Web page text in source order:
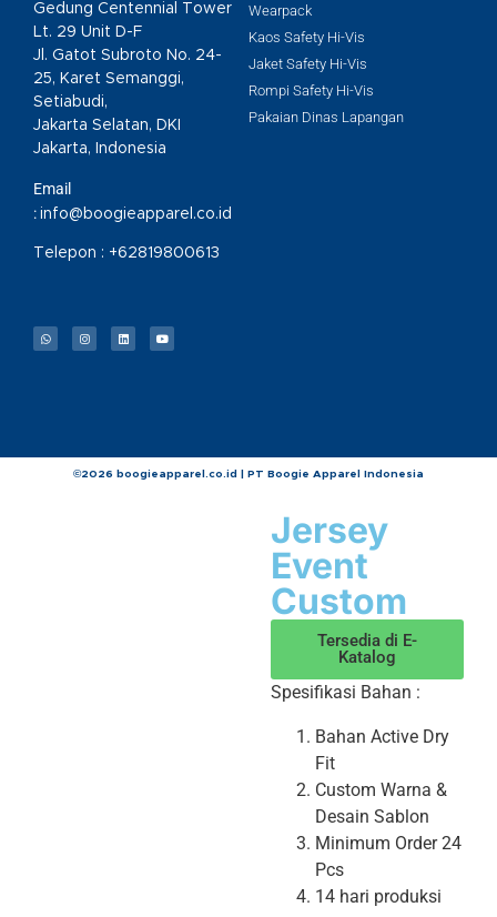
Gedung Centennial Tower
Lt. 29 Unit D-F
Jl. Gatot Subroto No. 24-
25, Karet Semanggi,
Setiabudi,
Jakarta Selatan, DKI
Jakarta, Indonesia
Email
: info@boogieapparel.co.id
Telepon : +62819800613
Wearpack
Kaos Safety Hi-Vis
Jaket Safety Hi-Vis
Rompi Safety Hi-Vis
Pakaian Dinas Lapangan
©2026 boogieapparel.co.id | PT Boogie Apparel Indonesia
Jersey
Event
Custom
Tersedia di E-
Katalog
Spesifikasi Bahan :
Bahan Active Dry
Fit
Custom Warna &
Desain Sablon
Minimum Order 24
Pcs
14 hari produksi